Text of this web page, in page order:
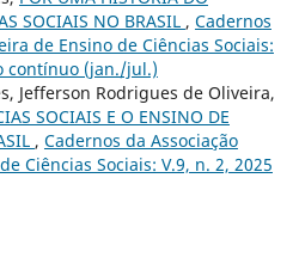
SOCIAIS NO BRASIL , Cadernos
de Ensino de Ciências Sociais:
contínuo (jan./jul.)
Jefferson Rodrigues de Oliveira,
SOCIAIS E O ENSINO DE
, Cadernos da Associação
Ciências Sociais: V.9, n. 2, 2025